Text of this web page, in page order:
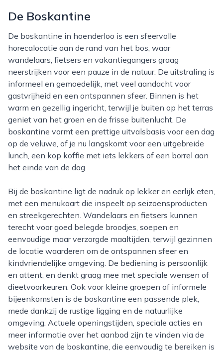
De Boskantine
De boskantine in hoenderloo is een sfeervolle
horecalocatie aan de rand van het bos, waar
wandelaars, fietsers en vakantiegangers graag
neerstrijken voor een pauze in de natuur. De uitstraling is
informeel en gemoedelijk, met veel aandacht voor
gastvrijheid en een ontspannen sfeer. Binnen is het
warm en gezellig ingericht, terwijl je buiten op het terras
geniet van het groen en de frisse buitenlucht. De
boskantine vormt een prettige uitvalsbasis voor een dag
op de veluwe, of je nu langskomt voor een uitgebreide
lunch, een kop koffie met iets lekkers of een borrel aan
het einde van de dag.
Bij de boskantine ligt de nadruk op lekker en eerlijk eten,
met een menukaart die inspeelt op seizoensproducten
en streekgerechten. Wandelaars en fietsers kunnen
terecht voor goed belegde broodjes, soepen en
eenvoudige maar verzorgde maaltijden, terwijl gezinnen
de locatie waarderen om de ontspannen sfeer en
kindvriendelijke omgeving. De bediening is persoonlijk
en attent, en denkt graag mee met speciale wensen of
dieetvoorkeuren. Ook voor kleine groepen of informele
bijeenkomsten is de boskantine een passende plek,
mede dankzij de rustige ligging en de natuurlijke
omgeving. Actuele openingstijden, speciale acties en
meer informatie over het aanbod zijn te vinden via de
website van de boskantine, die eenvoudig te bereiken is